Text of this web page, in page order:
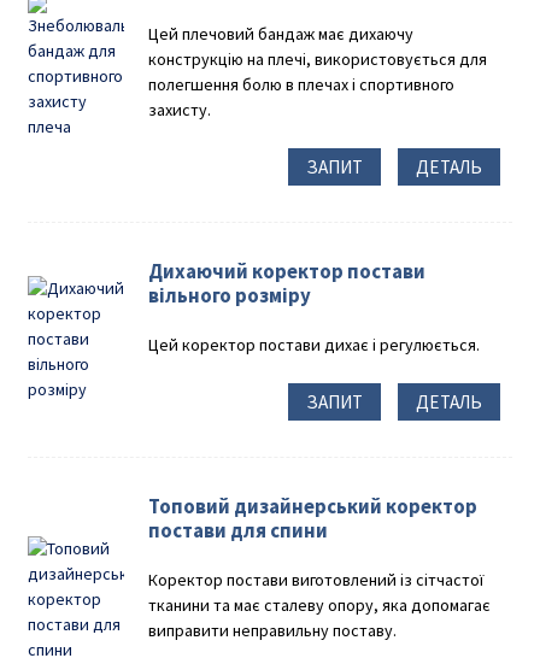
Цей плечовий бандаж має дихаючу
конструкцію на плечі, використовується для
полегшення болю в плечах і спортивного
захисту.
ЗАПИТ ДЕТАЛЬ
Дихаючий коректор постави
вільного розміру
Цей коректор постави дихає і регулюється.
ЗАПИТ ДЕТАЛЬ
Топовий дизайнерський коректор
постави для спини
Коректор постави виготовлений із сітчастої
тканини та має сталеву опору, яка допомагає
виправити неправильну поставу.